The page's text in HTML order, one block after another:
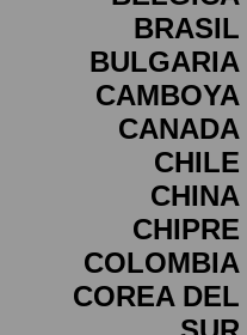
BRASIL
BULGARIA
CAMBOYA
CANADA
CHILE
CHINA
CHIPRE
COLOMBIA
COREA DEL